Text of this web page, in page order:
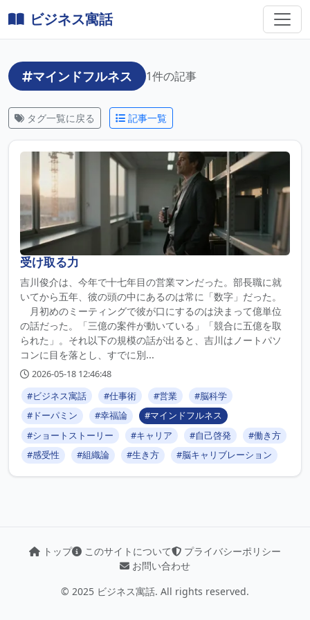
ビジネス寓話
マインドフルネス 1件の記事
タグ一覧に戻る 記事一覧
受け取る力
吉川俊介は、今年で十七年目の営業マンだった。部長職に就
いてから五年、彼の頭の中にあるのは常に「数字」だった。
月初めのミーティングで彼が口にするのは決まって億単位
の話だった。「三億の案件が動いている」「競合に五億を取
られた」。それ以下の規模の話が出ると、吉川はノートパソ
コンに目を落とし、すでに別...
2026-05-18 12:46:48
#ビジネス寓話
#仕事術 #営業
#脳科学
#ドーパミン
#幸福論
#マインドフルネス
#ショートストーリー
#キャリア #自己啓発
#働き方
#感受性
#組織論 #生き方 #脳キャリブレーション
トップ このサイトについて
プライバシーポリシー
お問い合わせ
© 2025 ビジネス寓話. All rights reserved.